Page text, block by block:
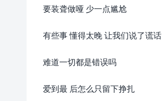
要装聋做哑 少一点尴尬
有些事 懂得太晚 让我们说了谎话
难道一切都是错误吗
爱到最 后怎么只留下挣扎